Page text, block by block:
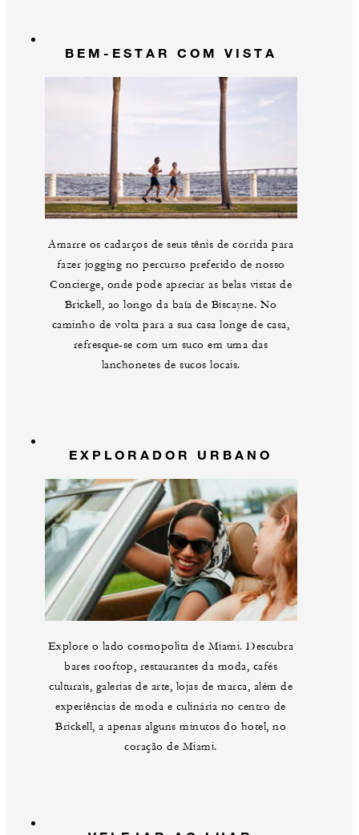
BEM-ESTAR COM VISTA
Amarre os cadarços de seus tênis de corrida para
fazer jogging no percurso preferido de nosso
Concierge, onde pode apreciar as belas vistas de
Brickell, ao longo da baía de Biscayne. No
caminho de volta para a sua casa longe de casa,
refresque-se com um suco em uma das
lanchonetes de sucos locais.
EXPLORADOR URBANO
Explore o lado cosmopolita de Miami. Descubra
bares rooftop, restaurantes da moda, cafés
culturais, galerias de arte, lojas de marca, além de
experiências de moda e culinária no centro de
Brickell, a apenas alguns minutos do hotel, no
coração de Miami.